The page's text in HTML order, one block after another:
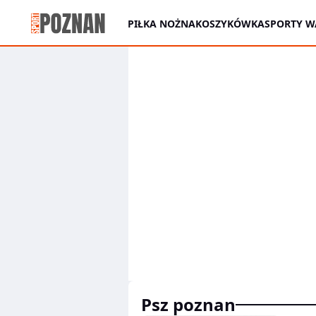
PIŁKA NOŻNAKOSZYKÓWKASPORTY
psz poznan